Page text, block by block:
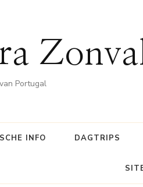
Portugal
INFO DAGTRIPS